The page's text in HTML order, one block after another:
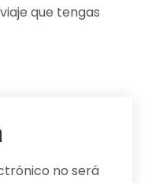
que tengas
no será